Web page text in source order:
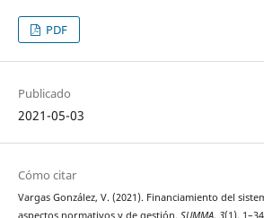
PDF
Publicado
2021-05-03
Cómo citar
Vargas González, V. (2021). Financiamiento del